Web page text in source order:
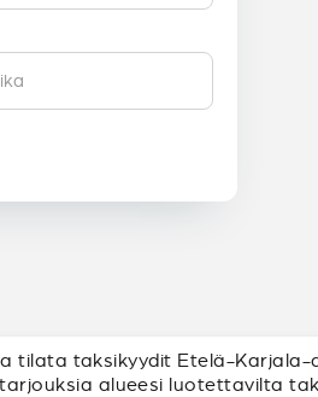
taksikyydit Etelä-Karjala-
alueesi luotettavilta